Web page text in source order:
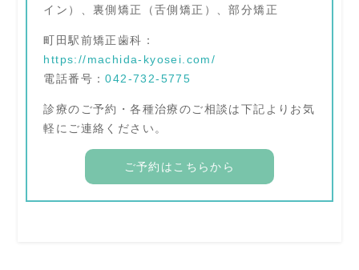
イン）、裏側矯正（舌側矯正）、部分矯正
町田駅前矯正歯科：
https://machida-kyosei.com/
電話番号：042-732-5775
診療のご予約・各種治療のご相談は下記よりお気
軽にご連絡ください。
ご予約はこちらから